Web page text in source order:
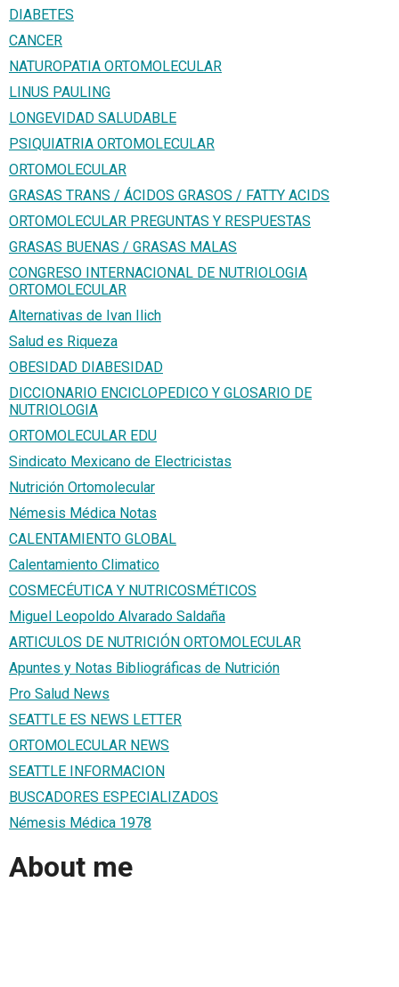
DIABETES
CANCER
NATUROPATIA ORTOMOLECULAR
LINUS PAULING
LONGEVIDAD SALUDABLE
PSIQUIATRIA ORTOMOLECULAR
ORTOMOLECULAR
GRASAS TRANS / ÁCIDOS GRASOS / FATTY ACIDS
ORTOMOLECULAR PREGUNTAS Y RESPUESTAS
GRASAS BUENAS / GRASAS MALAS
CONGRESO INTERNACIONAL DE NUTRIOLOGIA
ORTOMOLECULAR
Alternativas de Ivan Ilich
Salud es Riqueza
OBESIDAD DIABESIDAD
DICCIONARIO ENCICLOPEDICO Y GLOSARIO DE
NUTRIOLOGIA
ORTOMOLECULAR EDU
Sindicato Mexicano de Electricistas
Nutrición Ortomolecular
Némesis Médica Notas
CALENTAMIENTO GLOBAL
Calentamiento Climatico
COSMECÉUTICA Y NUTRICOSMÉTICOS
Miguel Leopoldo Alvarado Saldaña
ARTICULOS DE NUTRICIÓN ORTOMOLECULAR
Apuntes y Notas Bibliográficas de Nutrición
Pro Salud News
SEATTLE ES NEWS LETTER
ORTOMOLECULAR NEWS
SEATTLE INFORMACION
BUSCADORES ESPECIALIZADOS
Némesis Médica 1978
About me